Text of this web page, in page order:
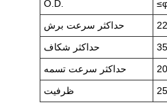
O.D.
حداکثر سرعت برش
حداکثر شکاف
حداکثر سرعت تسمه
ظرفیت